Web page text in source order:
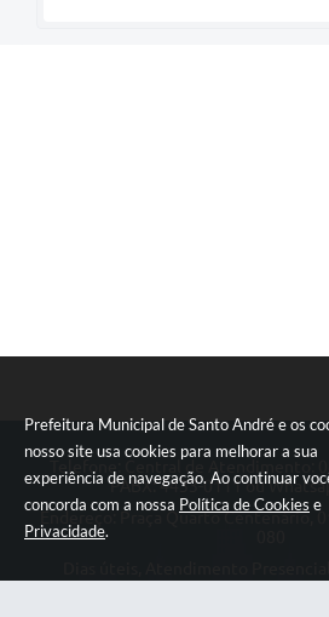
Prefeitura Municipal de Santo André e os
nosso site usa cookies para melhorar a sua
experiência de navegação. Ao continuar
concorda com a nossa Política de Cookies e
Privacidade.
Telefone: Central de Atendimento:
PABX: 4433-0111 ou
Endereço: Praça Quarto Centenário,
Dias úteis, Atendimento